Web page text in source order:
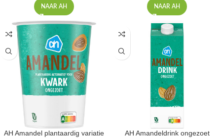
NAAR AH NAAR AH
AH Amandel plantaardig variatie
AH Amandeldrink ongezoet